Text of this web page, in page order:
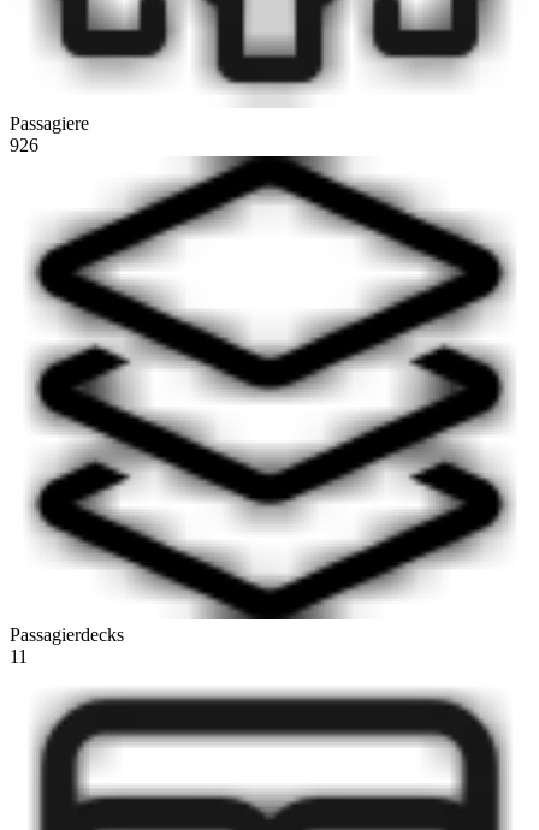
Passagiere
926
Passagierdecks
11